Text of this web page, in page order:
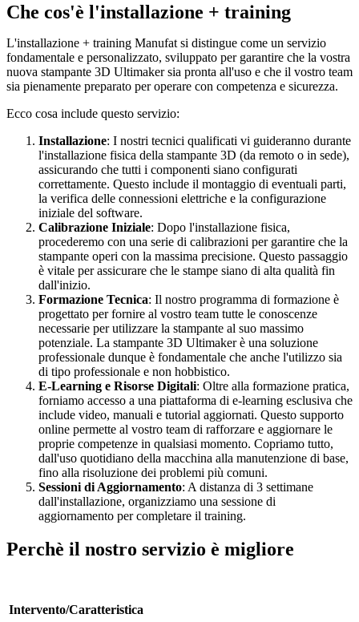
Che cos'è l'installazione + training
L'installazione + training Manufat si distingue come un servizio
fondamentale e personalizzato, sviluppato per garantire che la vostra
nuova stampante 3D Ultimaker sia pronta all'uso e che il vostro team
sia pienamente preparato per operare con competenza e sicurezza.
Ecco cosa include questo servizio:
Installazione: I nostri tecnici qualificati vi guideranno durante
l'installazione fisica della stampante 3D (da remoto o in sede),
assicurando che tutti i componenti siano configurati
correttamente. Questo include il montaggio di eventuali parti,
la verifica delle connessioni elettriche e la configurazione
iniziale del software.
Calibrazione Iniziale: Dopo l'installazione fisica,
procederemo con una serie di calibrazioni per garantire che la
stampante operi con la massima precisione. Questo passaggio
è vitale per assicurare che le stampe siano di alta qualità fin
dall'inizio.
Formazione Tecnica: Il nostro programma di formazione è
progettato per fornire al vostro team tutte le conoscenze
necessarie per utilizzare la stampante al suo massimo
potenziale. La stampante 3D Ultimaker è una soluzione
professionale dunque è fondamentale che anche l'utilizzo sia
di tipo professionale e non hobbistico.
E-Learning e Risorse Digitali: Oltre alla formazione pratica,
forniamo accesso a una piattaforma di e-learning esclusiva che
include video, manuali e tutorial aggiornati. Questo supporto
online permette al vostro team di rafforzare e aggiornare le
proprie competenze in qualsiasi momento. Copriamo tutto,
dall'uso quotidiano della macchina alla manutenzione di base,
fino alla risoluzione dei problemi più comuni.
Sessioni di Aggiornamento: A distanza di 3 settimane
dall'installazione, organizziamo una sessione di
aggiornamento per completare il training.
Perchè il nostro servizio è migliore
Intervento/Caratteristica